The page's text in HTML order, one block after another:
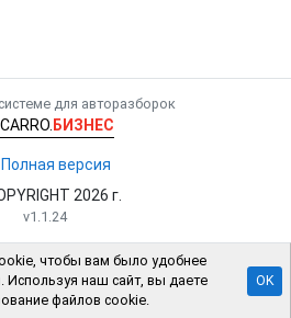
для авторазборок
CARRO. БИЗНЕС
Полная версия
2026 г.
v1.1.24
чтобы вам было удобнее
наш сайт, вы даете
файлов cookie.
OK